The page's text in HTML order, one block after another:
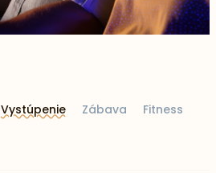
Vystúpenie Zábava Fitness